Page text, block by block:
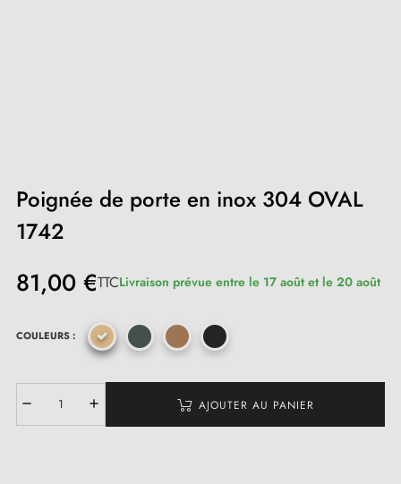
Poignée de porte en inox 304 OVAL
1742
81,00 €TTCLivraison prévue entre le 17 août et le 20 août
COULEURS :
AJOUTER AU PANIER